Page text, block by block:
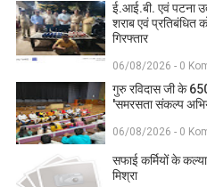
ई.आई.बी. एवं पटना
शराब एवं प्रतिबंधित
गिरफ्तार
06/08/2026 - 0
गुरु रविदास जी के
'समरसता संकल्प
06/08/2026 - 0
सफाई कर्मियों के
मिश्रा